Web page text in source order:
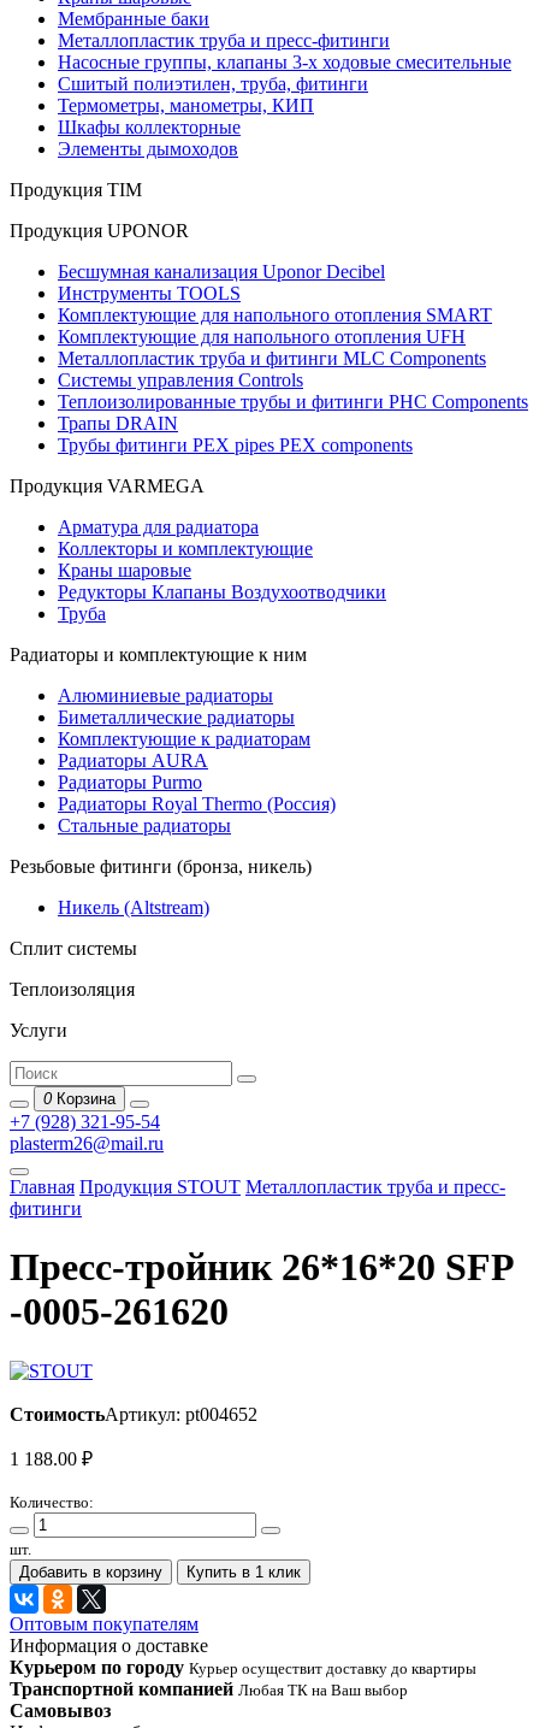
Мембранные баки
Металлопластик труба и пресс-фитинги
Насосные группы, клапаны 3-х ходовые смесительные
Сшитый полиэтилен, труба, фитинги
Термометры, манометры, КИП
Шкафы коллекторные
Элементы дымоходов
Продукция TIM
Продукция UPONOR
Бесшумная канализация Uponor Decibel
Инструменты TOOLS
Комплектующие для напольного отопления SMART
Комплектующие для напольного отопления UFH
Металлопластик труба и фитинги MLC Components
Системы управления Controls
Теплоизолированные трубы и фитинги PHC Components
Трапы DRAIN
Трубы фитинги PEX pipes PEX components
Продукция VARMEGA
Арматура для радиатора
Коллекторы и комплектующие
Краны шаровые
Редукторы Клапаны Воздухоотводчики
Труба
Радиаторы и комплектующие к ним
Алюминиевые радиаторы
Биметаллические радиаторы
Комплектующие к радиаторам
Радиаторы AURA
Радиаторы Purmo
Радиаторы Royal Thermo (Россия)
Стальные радиаторы
Резьбовые фитинги (бронза, никель)
Никель (Altstream)
Сплит системы
Теплоизоляция
Услуги
0 Корзина
+7 (928) 321-95-54
plasterm26@mail.ru
Главная Продукция STOUT Металлопластик труба и пресс-
фитинги
Пресс-тройник 26*16*20 SFP
-0005-261620
СтоимостьАртикул: pt004652
1 188.00 ₽
Количество:
шт.
Добавить в корзину
Купить в 1 клик
Оптовым покупателям
Информация о доставке
Курьером по городу Курьер осуществит доставку до квартиры
Транспортной компанией Любая ТК на Ваш выбор
Самовывоз